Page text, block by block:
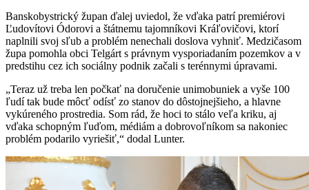
Banskobystrický župan ďalej uviedol, že vďaka patrí premiérovi
Ľudovítovi Ódorovi a štátnemu tajomníkovi Kráľovičovi, ktorí
naplnili svoj sľub a problém nenechali doslova vyhniť. Medzičasom
župa pomohla obci Telgárt s právnym vysporiadaním pozemkov a v
predstihu cez ich sociálny podnik začali s terénnymi úpravami.
„Teraz už treba len počkať na doručenie unimobuniek a vyše 100
ľudí tak bude môcť odísť zo stanov do dôstojnejšieho, a hlavne
vykúreného prostredia. Som rád, že hoci to stálo veľa kriku, aj
vďaka schopným ľuďom, médiám a dobrovoľníkom sa nakoniec
problém podarilo vyriešiť,“ dodal Lunter.